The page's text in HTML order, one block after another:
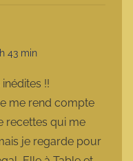
43 min
!!
me rend compte
recettes qui me
je regarde pour